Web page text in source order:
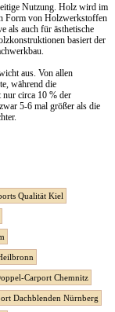
Nutzung. Holz wird im
Form von Holzwerkstoffen
als auch für ästhetische
basiert der
aus. Von allen
während die
circa 10 % der
5-6 mal größer als die
Qualität Kiel
Carport Chemnitz
Dachblenden Nürnberg